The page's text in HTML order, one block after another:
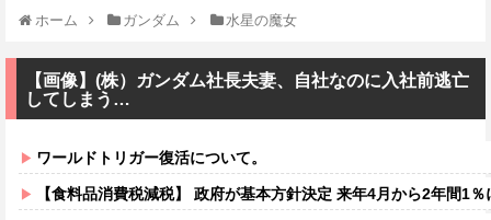
ホーム ガンダム 水星の魔女
【画像】(株）ガンダム社長夫妻、自社なのに入社前逃亡
してしまう…
ワールドトリガー復活について。
【食料品消費税減税】 政府が基本方針決定 来年4月から2年間1％